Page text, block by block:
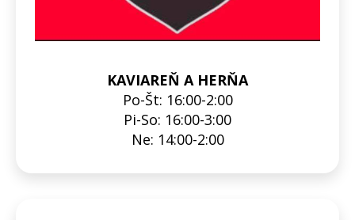
KAVIAREŇ A HERŇA
Po-Št: 16:00-2:00
Pi-So: 16:00-3:00
Ne: 14:00-2:00